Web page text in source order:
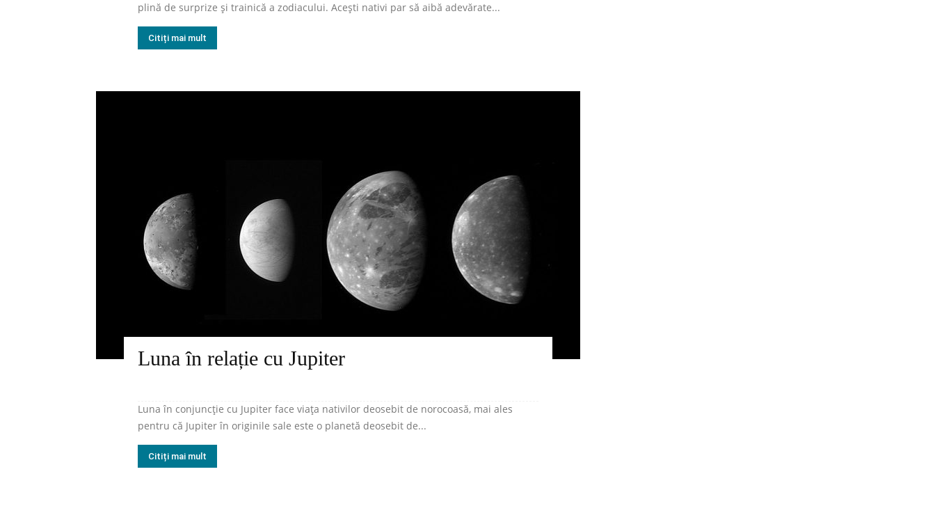
plină de surprize și trainică a zodiacului. Acești nativi par să aibă adevărate...
Citiți mai mult
Luna în relație cu Jupiter
Luna în conjuncție cu Jupiter face viața nativilor deosebit de norocoasă, mai ales
pentru că Jupiter în originile sale este o planetă deosebit de...
Citiți mai mult